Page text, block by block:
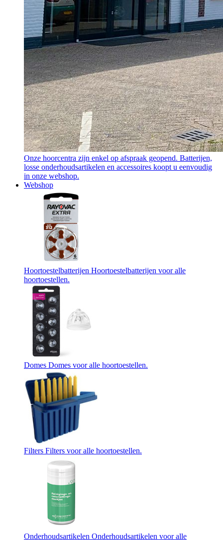
Onze hoorcentra zijn enkel op afspraak geopend. Batterijen,
losse onderhoudsartikelen en accessoires koopt u eenvoudig
in onze webshop.
Webshop
Hoortoestelbatterijen Hoortoestelbatterijen voor alle
hoortoestellen.
Domes Domes voor alle hoortoestellen.
Filters Filters voor alle hoortoestellen.
Onderhoudsartikelen Onderhoudsartikelen voor alle